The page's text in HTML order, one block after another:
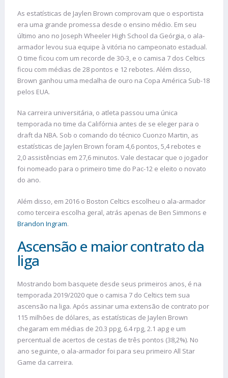
As estatísticas de Jaylen Brown comprovam que o esportista
era uma grande promessa desde o ensino médio. Em seu
último ano no Joseph Wheeler High School da Geórgia, o ala-
armador levou sua equipe à vitória no campeonato estadual.
O time ficou com um recorde de 30-3, e o camisa 7 dos Celtics
ficou com médias de 28 pontos e 12 rebotes. Além disso,
Brown ganhou uma medalha de ouro na Copa América Sub-18
pelos EUA.
Na carreira universitária, o atleta passou uma única
temporada no time da Califórnia antes de se eleger para o
draft da NBA. Sob o comando do técnico Cuonzo Martin, as
estatísticas de Jaylen Brown foram 4,6 pontos, 5,4 rebotes e
2,0 assistências em 27,6 minutos. Vale destacar que o jogador
foi nomeado para o primeiro time do Pac-12 e eleito o novato
do ano.
Além disso, em 2016 o Boston Celtics escolheu o ala-armador
como terceira escolha geral, atrás apenas de Ben Simmons e
Brandon Ingram.
Ascensão e maior contrato da
liga
Mostrando bom basquete desde seus primeiros anos, é na
temporada 2019/2020 que o camisa 7 do Celtics tem sua
ascensão na liga. Após assinar uma extensão de contrato por
115 milhões de dólares, as estatísticas de Jaylen Brown
chegaram em médias de 20.3 ppg, 6.4 rpg, 2.1 apg e um
percentual de acertos de cestas de três pontos (38,2%). No
ano seguinte, o ala-armador foi para seu primeiro All Star
Game da carreira.